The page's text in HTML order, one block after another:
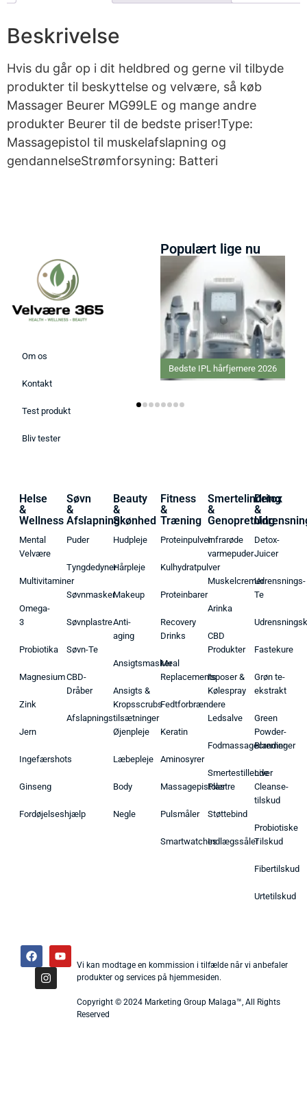
Beskrivelse
Hvis du går op i dit heldbred og gerne vil tilbyde
produkter til beskyttelse og velvære, så køb
Massager Beurer MG99LE og mange andre
produkter Beurer til de bedste priser!Type:
Massagepistol til muskelafslapning og
gendannelseStrømforsyning: Batteri
Om os
Kontakt
Test produkt
Bliv tester
Populært lige nu
Bedste IPL hårfjernere 2026
Helse
&
Wellness
Mental
Velvære
Multivitaminer
Omega-
3
Probiotika
Magnesium
Zink
Jern
Ingefærshots
Ginseng
Fordøjelseshjælp
Søvn
&
Afslapning
Puder
Tyngdedyner
Søvnmasker
Søvnplastre
Søvn-Te
CBD-
Dråber
Afslapningstilsætninger
Beauty
&
Skønhed
Hudpleje
Hårpleje
Makeup
Anti-
aging
Ansigtsmasker
Ansigts &
Kropsscrubs
Øjenpleje
Læbepleje
Body
Negle
Fitness
&
Træning
Proteinpulver
Kulhydratpulver
Proteinbarer
Recovery
Drinks
Meal
Replacements
Fedtforbrændere
Keratin
Aminosyrer
Massagepistoler
Pulsmåler
Smartwatches
Smertelindring
&
Genopretning
Infrarøde
varmepuder
Muskelcremer
Arinka
CBD
Produkter
Isposer &
Kølespray
Ledsalve
Fodmassagecremer
Smertestillende
Plastre
Støttebind
Indlægssåler
Detox
&
Detox-
Juicer
Udrensnings-
Te
Fastekure
Grøn te-
ekstrakt
Green
Powder-
Blandinger
Liver
Cleanse-
tilskud
Probiotiske
Tilskud
Fibertilskud
Urtetilskud
Vi kan modtage en kommission i tilfælde når vi anbefaler
produkter og services på hjemmesiden.
Copyright © 2024 Marketing Group Malaga™, All Rights
Reserved